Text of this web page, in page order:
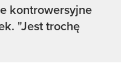
kontrowersyjne
"Jest trochę